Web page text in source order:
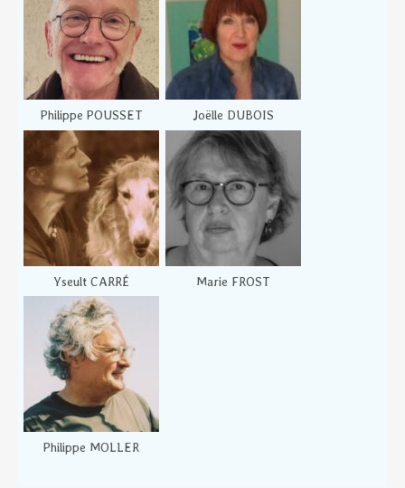
Philippe POUSSET Joëlle DUBOIS
Yseult CARRÉ Marie FROST
Philippe MOLLER